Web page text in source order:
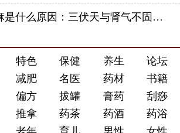
女性睡到半夜手麻是什么原因：三伏天与肾气不固的深层对话
特色 保健 养生
论坛
减肥 名医 药材
书籍
偏方 拔罐 膏药
刮痧
推拿 药茶 药酒
药浴